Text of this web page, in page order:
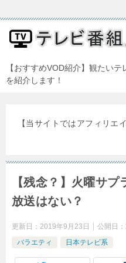
【おすすめVOD紹介】観たい
を紹介します！
【当サイトではアフィリエ
【残念？】火曜サ
放送はない？
更新日： 2019年9月23日 公開日：
バラエティ
日本テレビ系